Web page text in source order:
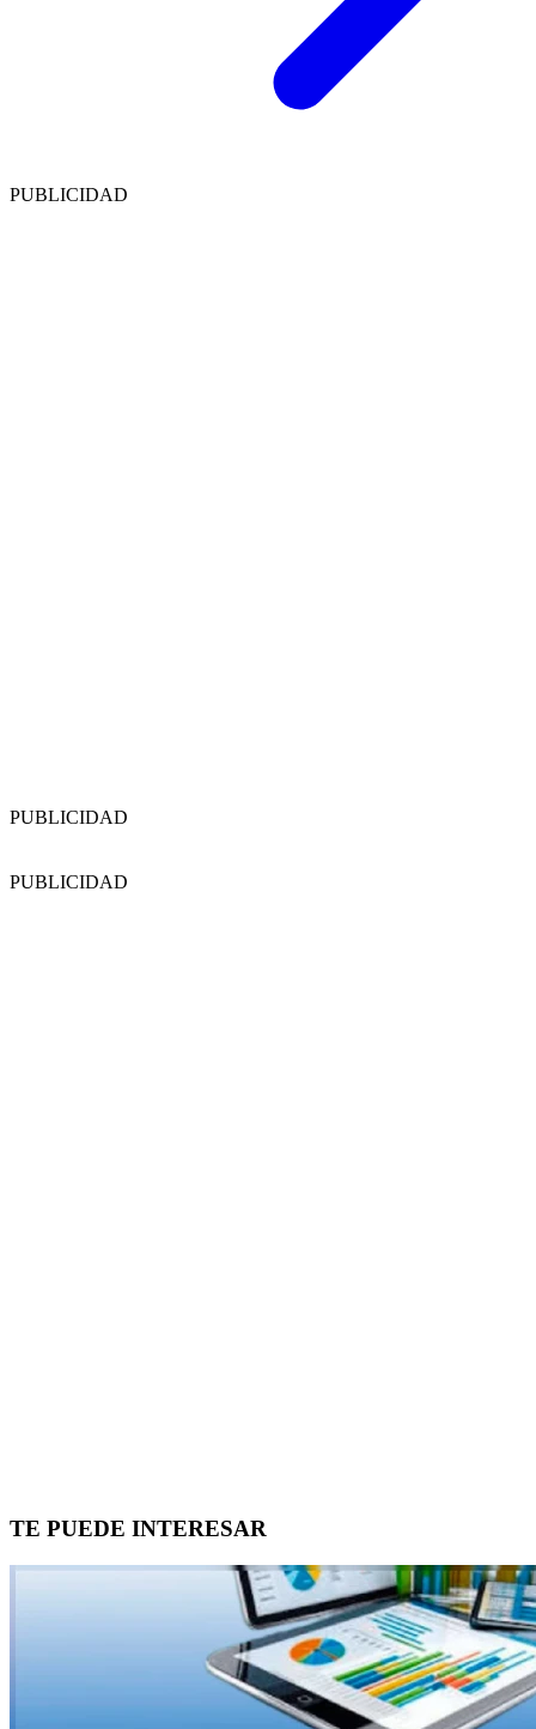
PUBLICIDAD
PUBLICIDAD
PUBLICIDAD
TE PUEDE INTERESAR